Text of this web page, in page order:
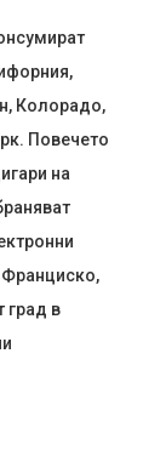
Колорадо,
Повечето
на
Франциско,
град в